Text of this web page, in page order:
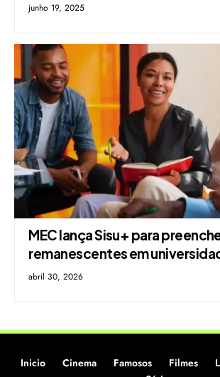
junho 19, 2025
MEC lança Sisu+ para
remanescentes em
abril 30, 2026
Inicio Cinema Famosos Filmes